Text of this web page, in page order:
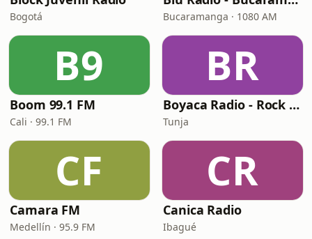
Bogotá Bucaramanga · 1080 AM
B9
Boom 99.1 FM
Cali · 99.1 FM
BR
Boyaca Radio - Rock Digital
Tunja
CF
Camara FM
Medellín · 95.9 FM
CR
Canica Radio
Ibagué